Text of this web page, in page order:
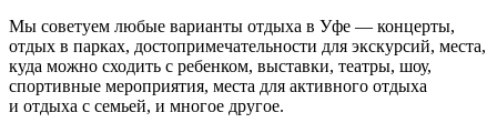
Мы советуем любые варианты отдыха в Уфе — концерты,
отдых в парках, достопримечательности для экскурсий, места,
куда можно сходить с ребенком, выставки, театры, шоу,
спортивные мероприятия, места для активного отдыха
и отдыха с семьей, и многое другое.